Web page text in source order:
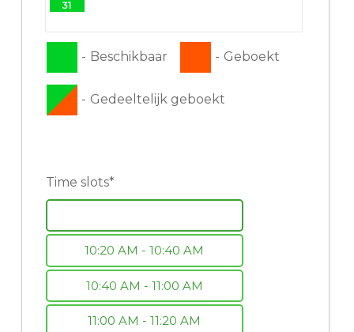
31
- Beschikbaar - Geboekt
- Gedeeltelijk geboekt
Time slots*
10:20 AM - 10:40 AM
10:40 AM - 11:00 AM
11:00 AM - 11:20 AM